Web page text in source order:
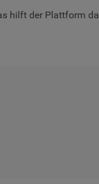
hilft der Plattform